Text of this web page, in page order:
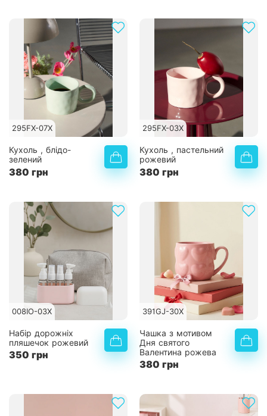
295FX-07X
Кухоль , блідо-
зелений
380 грн
295FX-03X
Кухоль , пастельний
рожевий
380 грн
008IO-03X
Набір дорожніх
пляшечок рожевий
350 грн
391GJ-30X
Чашка з мотивом
Дня святого
Валентина рожева
380 грн